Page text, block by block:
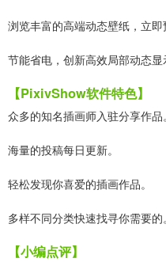
浏览丰富的高端动态壁纸，立
节能省电，创新高效局部动态
【PixivShow软件特色】
众多的知名插画师入驻分享作品。
海量的投稿每日更新。
轻松发现你喜爱的插画作品。
多样不同分类快速找寻你需要的。
【小编点评】